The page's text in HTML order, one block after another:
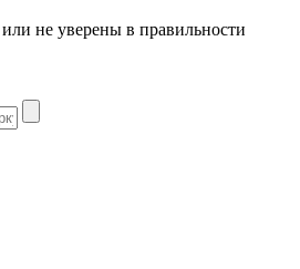
не уверены в правильности